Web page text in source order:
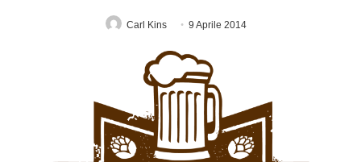
Carl Kins 9 Aprile 2014